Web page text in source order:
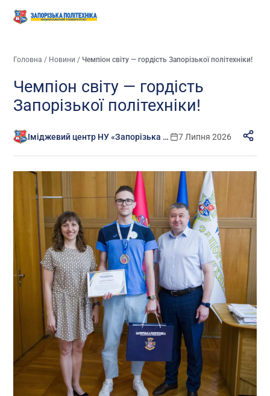
Головна / Новини /Чемпіон світу — гордість Запорізької політехніки!
Чемпіон світу — гордість
Запорізької політехніки!
Іміджевий центр НУ «Запорізька політехніка» 7 Липня 2026